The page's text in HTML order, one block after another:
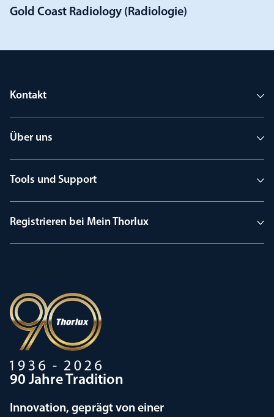
Gold Coast Radiology (Radiologie)
Kontakt
Über uns
Tools und Support
Registrieren bei Mein Thorlux
90 Jahre Tradition
Innovation, geprägt von einer